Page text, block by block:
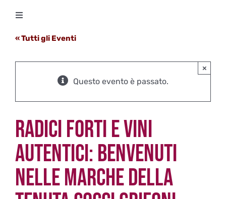
contenuto
Toggle
Degustazioni
Storico Eventi
Ricevi Newsletter
« Tutti gli Eventi
Questo evento è passato.
×
RADICI FORTI E VINI
AUTENTICI: BENVENUTI
NELLE MARCHE DELLA